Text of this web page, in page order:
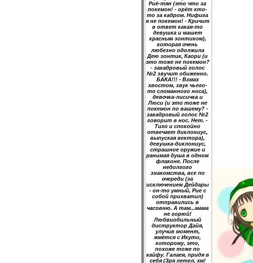
Риё-тян (это что за
покемон! - орёт кто-
то за кадром. Нифига
я не покемон! - Кричит
в ответ какая-то
девушка и машет
красным зонтиком),
которая очень
любезно одолжила
Дею зонтик, Каори (и
это тоже не покемон?
- закадровый голос
№2 звучит обиженно.
БАКА!!! - Взмах
хвостом, звук чьего-
то сломанного носа),
девочка-лисичка и
Люси (и это тоже не
покемон по вашему? -
закадровый голос №2
говорит в нос. Нет. -
Тихо и спокойно
отвечает диклониус,
выпуская вектора),
девушка-диклониус,
страшное оружие и
ранимая душа в одном
флаконе. После
недолгого
знакомства, все по
очереди (за
исключением Дейдары
- он-то умный, Рие с
собой прихватил)
отправились в
часовню. А там...мама
не горюй!
Любвиобильный
диструктор Дайя,
улучив момент,
жмётся с Икуто,
которому, это,
похоже тоже по
кайфу. Галаея, придя в
себя (Зря летел, хм!